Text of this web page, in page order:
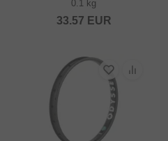
0.1 kg
33.57 EUR